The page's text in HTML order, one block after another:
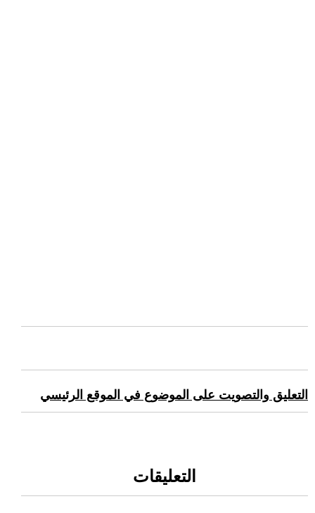
التعليق والتصويت على الموضوع في الموقع الرئيسي
التعليقات